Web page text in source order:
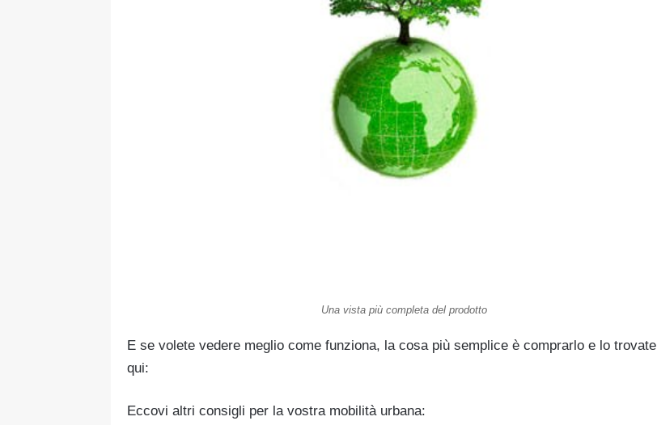
Una vista più completa del prodotto
E se volete vedere meglio come funziona, la cosa più semplice è comprarlo e lo trovate
qui:
Eccovi altri consigli per la vostra mobilità urbana: